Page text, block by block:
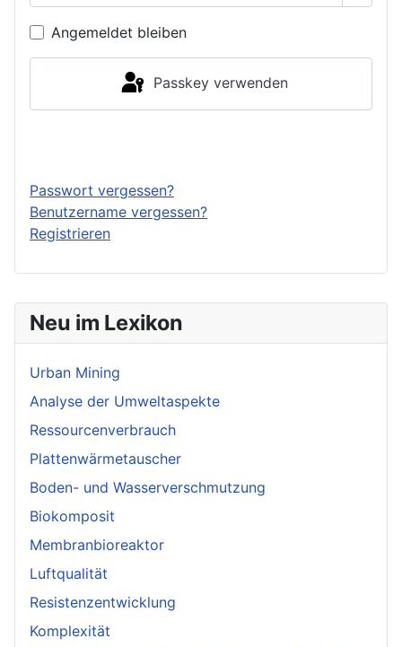
Neu im Lexikon
Urban Mining
Analyse der Umweltaspekte
Ressourcenverbrauch
Plattenwärmetauscher
Boden- und Wasserverschmutzung
Biokomposit
Membranbioreaktor
Luftqualität
Resistenzentwicklung
Komplexität
Angemeldet bleiben
Passkey verwenden
Passwort vergessen?
Benutzername vergessen?
Registrieren